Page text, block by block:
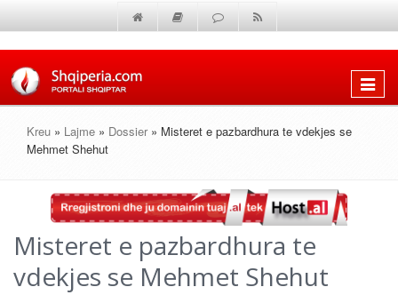
Shfaq
Kreu » Lajme » Dossier » Misteret e pazbardhura te vdekjes se
Mehmet Shehut
Misteret e pazbardhura te
vdekjes se Mehmet Shehut